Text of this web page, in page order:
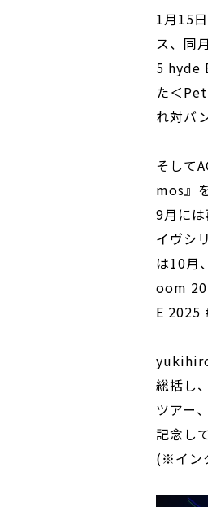
1月15
ス、同
5 hyde
た＜
れ対バ
そして
mos』
9月に
イヴシ
は10月
oom
E 2025
総括し
ツアー
記念し
(※イン